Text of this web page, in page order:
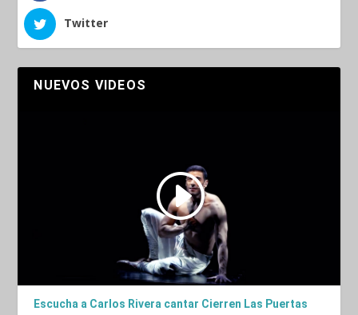
Twitter
NUEVOS VIDEOS
Escucha a Carlos Rivera cantar Cierren Las Puertas